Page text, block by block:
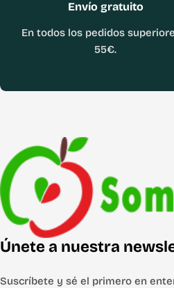
Envío gratuito
En todos los pedidos
55€.
Únete a nuestra
Suscríbete y sé el primero en